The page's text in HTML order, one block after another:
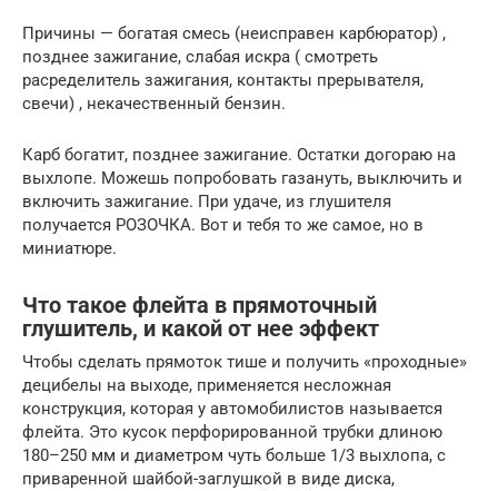
Причины — богатая смесь (неисправен карбюратор) ,
позднее зажигание, слабая искра ( смотреть
расределитель зажигания, контакты прерывателя,
свечи) , некачественный бензин.
Карб богатит, позднее зажигание. Остатки догораю на
выхлопе. Можешь попробовать газануть, выключить и
включить зажигание. При удаче, из глушителя
получается РОЗОЧКА. Вот и тебя то же самое, но в
миниатюре.
Что такое флейта в прямоточный
глушитель, и какой от нее эффект
Чтобы сделать прямоток тише и получить «проходные»
децибелы на выходе, применяется несложная
конструкция, которая у автомобилистов называется
флейта. Это кусок перфорированной трубки длиною
180–250 мм и диаметром чуть больше 1/3 выхлопа, с
приваренной шайбой-заглушкой в виде диска,